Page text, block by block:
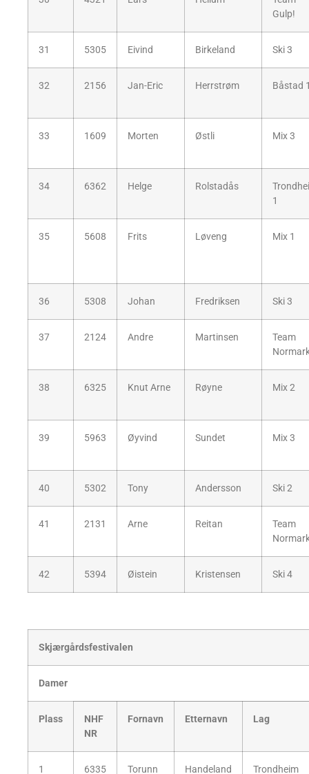
Gulp!
31 5305 Eivind Birkeland Ski 3
32 2156 Jan-Eric Herrstrøm Båstad
33 1609 Morten Østli Mix 3
34 6362 Helge Rolstadås
1
35 5608 Frits Løveng Mix 1
36 5308 Johan Fredriksen Ski 3
37 2124 Andre Martinsen
Team
38 6325 Knut Arne Røyne Mix 2
39 5963 Øyvind Sundet Mix 3
40 5302 Tony Andersson Ski 2
41 2131 Arne Reitan
Team
42 5394 Øistein Kristensen Ski 4
Skjærgårdsfestivalen
Damer
Plass
NHF
NR
Fornavn Etternavn Lag
1 6335 Torunn Handeland Trondheim